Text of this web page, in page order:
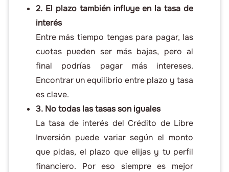
2. El plazo también influye en la tasa de
interés
Entre más tiempo tengas para pagar, las
cuotas pueden ser más bajas, pero al
final podrías pagar más intereses.
Encontrar un equilibrio entre plazo y tasa
es clave.
3. No todas las tasas son iguales
La tasa de interés del Crédito de Libre
Inversión puede variar según el monto
que pidas, el plazo que elijas y tu perfil
financiero. Por eso siempre es mejor